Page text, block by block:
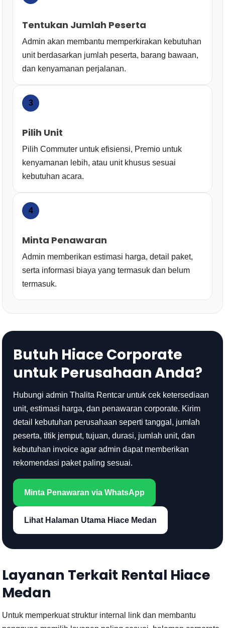
Tentukan Jumlah Peserta
Admin akan membantu memperkirakan kebutuhan
unit berdasarkan jumlah peserta, barang bawaan,
dan kenyamanan perjalanan.
3
Pilih Unit
Pilih Commuter untuk efisiensi, Premio untuk
kenyamanan lebih, atau unit khusus sesuai
kebutuhan acara.
4
Minta Penawaran
Admin memberikan estimasi harga, detail paket,
serta informasi biaya yang termasuk dan belum
termasuk.
Butuh Hiace Corporate
untuk Perusahaan Anda?
Hubungi admin Thalita Rentcar untuk cek ketersediaan
unit, estimasi harga, dan penawaran corporate. Kirim
detail kebutuhan perusahaan seperti tanggal, jumlah
peserta, titik jemput, tujuan, durasi, jumlah unit, dan
kebutuhan invoice agar admin dapat memberikan
rekomendasi paket paling sesuai.
Minta Penawaran via WhatsApp
Lihat Halaman Utama Hiace Medan
Layanan Terkait Rental Hiace
Medan
Untuk memperkuat struktur internal link dan membantu